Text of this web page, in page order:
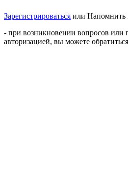
Зарегистрироваться или Напомнить
- при возникновении вопросов или
авторизацией, вы можете